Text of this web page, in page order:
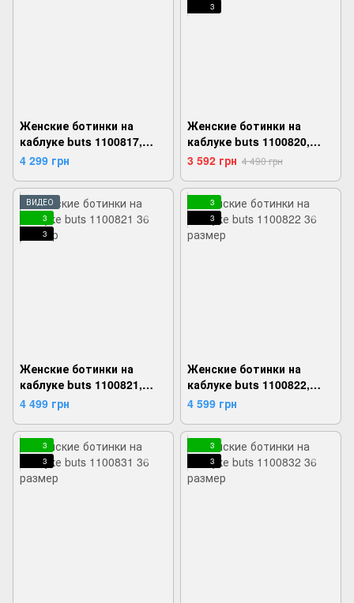
Женские ботинки на
каблуке buts 1100817,
Черный, 36,
4 299 грн
3
Женские ботинки на
каблуке buts 1100820,
Черный, 36,
3 592 грн 4 490 грн
ВИДЕО
3
3
Женские ботинки на
каблуке buts 1100821,
Черный, 36,
4 499 грн
3
3
Женские ботинки на
каблуке buts 1100822,
Черный, 36,
4 599 грн
3
3
3
3